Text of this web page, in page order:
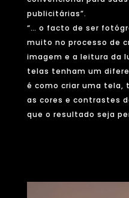
publicitárias”.
“… o facto de ser
muito no processo de
imagem e a leitura da
telas tenham um
é como criar uma tela,
as cores e contrastes
que o resultado seja